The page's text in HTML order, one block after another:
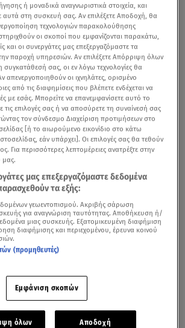
του Star Channel αγωνίστηκε
στις 11:30 στον τελικό του
με αντίπαλο την DPG, στην
του ΟΑΚΑ και κατάφερε να
ή μοναδικά αναγνωριστικά στοιχεία, και
στη συσκευή σας. Αν επιλέξετε Αποδοχή, θα
τεχνολογιών παρακολούθησης
οι σκοποί που εμφανίζονται παρακάτω,
και οι συνεργάτες μας επεξεργαζόμαστε τα
παροχή υπηρεσιών. Αν επιλέξετε Απόρριψη όλων
σας, οι εν λόγω τεχνολογίες θα
απενεργοποιηθούν οι ιχνηλάτες, ορισμένο
από τις διαφημίσεις που βλέπετε ενδέχεται να
με εσάς. Μπορείτε να επανεμφανίσετε αυτό το
τις επιλογές σας ή να αποσύρετε τη συναίνεσή σας
τον σύνδεσμο Διαχείριση προτιμήσεων στο
[ή το αιωρούμενο εικονίδιο στο κάτω
εάν υπάρχει]. Οι επιλογές σας θα τεθούν
Για περισσότερες λεπτομέρειες ανατρέξτε στην
μας.
μας επεξεργαζόμαστε δεδομένα
τα εξής:
γεωεντοπισμού. Ακριβής σάρωση
για αναγνώριση ταυτότητας. Αποθήκευση ή/
μιας συσκευής. Εξατομικευμένη διαφήμιση
διαφήμισης και περιεχομένου, έρευνα κοινού
(προμηθευτές)
Εμφάνιση σκοπών
όλων Αποδοχή